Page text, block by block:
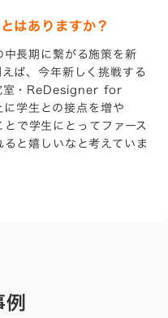
はありますか？
長期に繋がる施策を新
ば、今年新しく挑戦する
室・ReDesigner for
学生との接点を増や
で学生にとってファース
と嬉しいなと考えていま
例